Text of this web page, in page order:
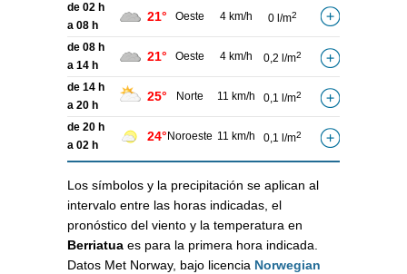
de 02 h
a 08 h
21° Oeste 4 km/h 0 l/m2
de 08 h
a 14 h
21° Oeste 4 km/h 0,2 l/m2
de 14 h
a 20 h
25° Norte 11 km/h 0,1 l/m2
de 20 h
a 02 h
24° Noroeste 11 km/h 0,1 l/m2
Los símbolos y la precipitación se aplican al
intervalo entre las horas indicadas, el
pronóstico del viento y la temperatura en
Berriatua es para la primera hora indicada.
Datos Met Norway, bajo licencia Norwegian